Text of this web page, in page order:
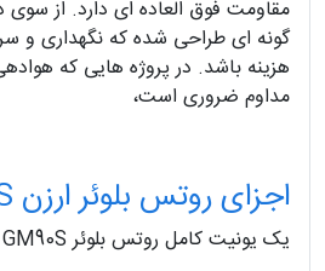
گونه‌ ای طراحی شده که نگهداری و
هزینه باشد. در پروژه‌ هایی که
مداوم ضروری است،
اجزای روتس بلوئر ارزن GM90S
یک یونیت کامل روتس بلوئر GM90S شامل اجزای زیر است: